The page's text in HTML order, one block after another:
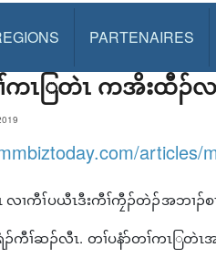
PARTENAIRES
ကၤြတဲၤ ကအိးထီၣ်
articles/
လၢကီၢ်ပယီၤဒီးကီၢ်ကၠီၣ်တဲၣ်အဘၢ
ကီၢ်ဆၣ်လီၤ. တၢ်ပနံာ်တၢ်ကၤြတဲ